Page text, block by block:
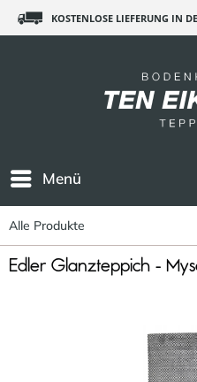
KOSTENLOSE LIEFERUNG IN DE
Menü
Alle Produkte
Edler Glanzteppich -